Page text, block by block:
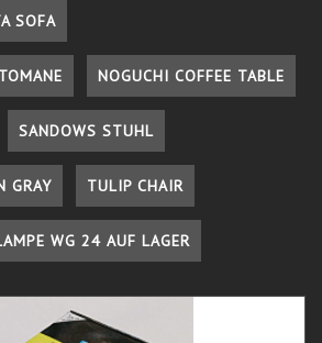
SOFA
NOGUCHI COFFEE TABLE
SANDOWS STUHL
GRAY TULIP CHAIR
WG 24 AUF LAGER